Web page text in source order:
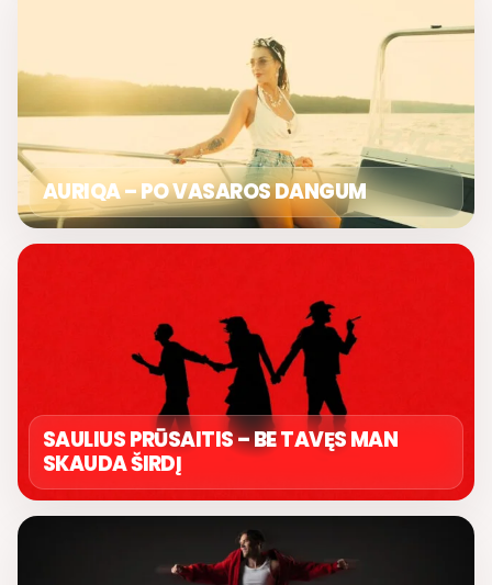
AURIQA – PO VASAROS DANGUM
SAULIUS PRŪSAITIS – BE TAVĘS MAN
SKAUDA ŠIRDĮ